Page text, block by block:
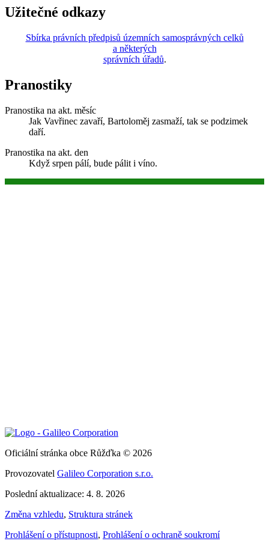
Užitečné odkazy
Sbírka právních předpisů územních samosprávných celků
a některých
správních úřadů.
Pranostiky
Pranostika na akt. měsíc
Jak Vavřinec zavaří, Bartoloměj zasmaží, tak se podzimek
daří.
Pranostika na akt. den
Když srpen pálí, bude pálit i víno.
Oficiální stránka obce Růžďka © 2026
Provozovatel Galileo Corporation s.r.o.
Poslední aktualizace: 4. 8. 2026
Změna vzhledu, Struktura stránek
Prohlášení o přístupnosti, Prohlášení o ochraně soukromí